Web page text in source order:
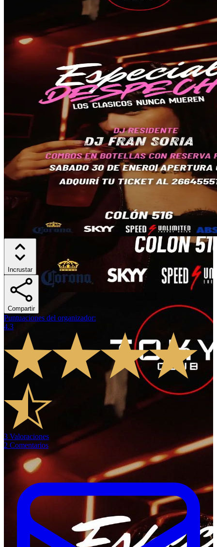
Incrustar
Compartir
Puntuaciones del organizador:
4.3
3 Valoraciones
2 Comentarios